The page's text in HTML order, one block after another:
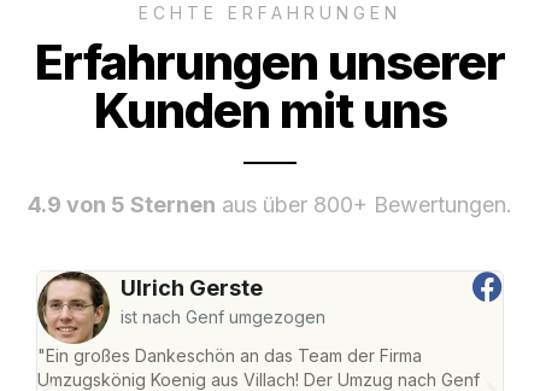
ECHTE ERFAHRUNGEN
Erfahrungen unserer
Kunden mit uns
4.9 von 5 Sternen aus über 800+ Bewertungen.
Ulrich Gerste
ist nach Genf umgezogen
"Ein großes Dankeschön an das Team der Firma
Umzugskönig Koenig aus Villach! Der Umzug nach Genf